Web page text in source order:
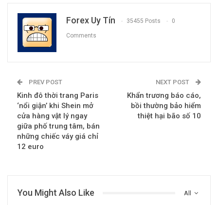
Forex Uy Tín 35455 Posts 0
Comments
PREV POST
Kinh đô thời trang Paris
‘nổi giận’ khi Shein mở
cửa hàng vật lý ngay
giữa phố trung tâm, bán
những chiếc váy giá chỉ
12 euro
NEXT POST
Khẩn trương báo cáo,
bồi thường bảo hiểm
thiệt hại bão số 10
All
You Might Also Like